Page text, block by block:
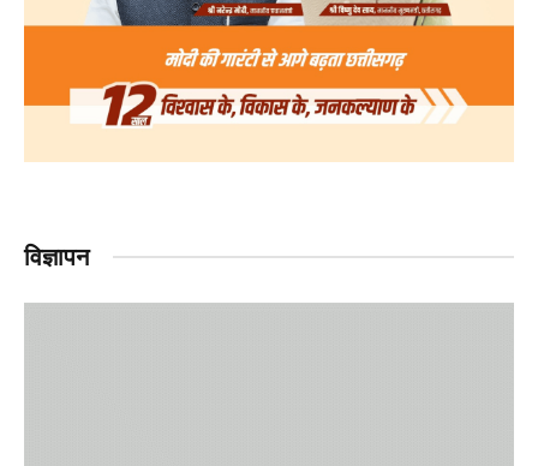
विज्ञापन